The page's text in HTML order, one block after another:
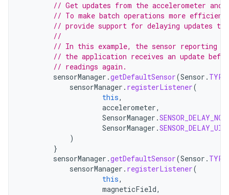
// Get updates from the accelerometer and
// To make batch operations more efficient
// provide support for delaying updates
//
// In this example, the sensor reporting
// the application receives an update
// readings again.
sensorManager .getDefaultSensor(Sensor .
sensorManager . registerListener(
this,
accelerometer,
SensorManager .
SensorManager .SENSOR_DELAY_UI
)
}
sensorManager .getDefaultSensor(Sensor .
sensorManager . registerListener(
this,
magneticField,